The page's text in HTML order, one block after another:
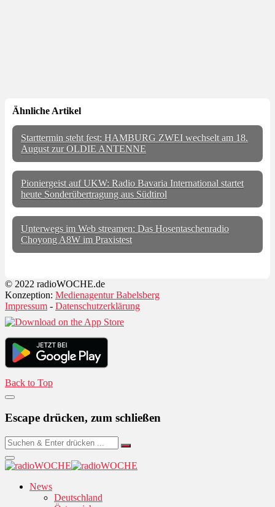
Ähnliche Artikel
Starttermin steht fest: HAMBURG ZWEI wechselt am 18.
August zur OLDIE ANTENNE
Pioniergeist auf UKW: Radio Bavaria International startet
heute Sonderübertragung aus Südtirol
Unterwegs im Web streamen: Das Hosentaschenradio
Choyong A8W im Praxistest
© 2022 radioWOCHE.de
Konzeption: Medienagentur Babelsberg
Impressum - Datenschutzerklärung
Back to Top
Escape drücken, zum schließen
News
Deutschland